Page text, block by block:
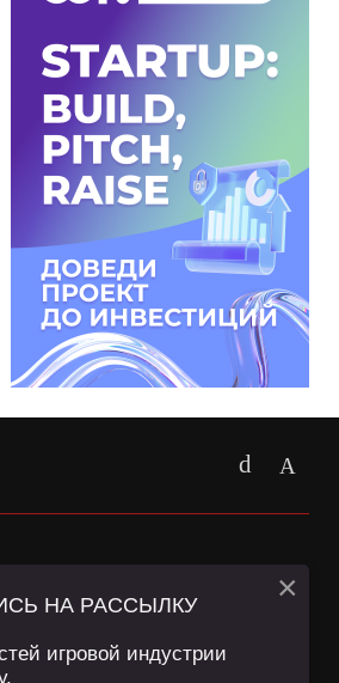
сайта и сервис «Яндекс
и
НА РАССЫЛКУ
игровой индустрии
×